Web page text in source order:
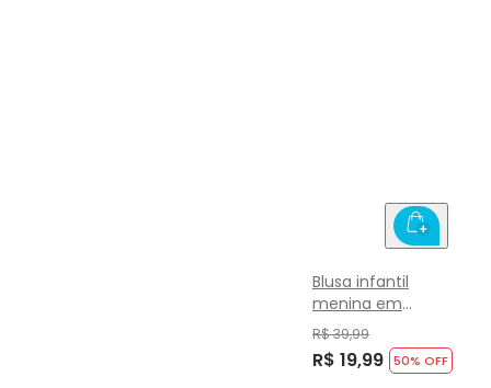
Blusa infantil
menina em
cotton Brandili
R$ 39,99
R$ 19,99 50% OFF